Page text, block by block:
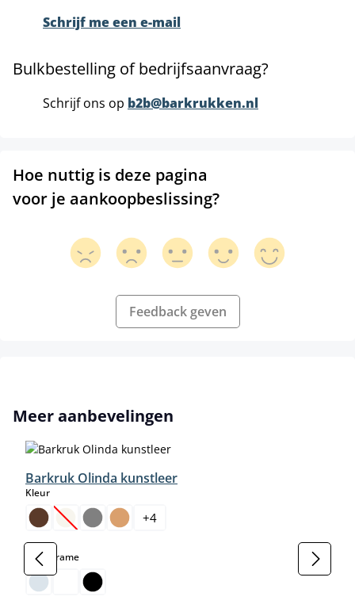
Schrijf me een e-mail
Bulkbestelling of bedrijfsaanvraag?
Schrijf ons op b2b@barkrukken.nl
Hoe nuttig is deze pagina
voor je aankoopbeslissing?
Feedback geven
Productgalerij overslaan
Meer aanbevelingen
Barkruk Olinda kunstleer
Kleurselect
(Deze optie is momenteel niet beschikbaar.)
+4
Kleur frameselect